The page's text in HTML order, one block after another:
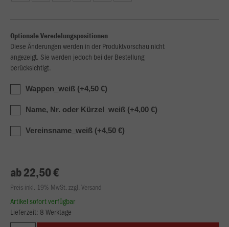
Optionale Veredelungspositionen
Diese Änderungen werden in der Produktvorschau nicht
angezeigt. Sie werden jedoch bei der Bestellung
berücksichtigt.
Wappen_weiß (+4,50 €)
Name, Nr. oder Kürzel_weiß (+4,00 €)
Vereinsname_weiß (+4,50 €)
ab 22,50 €
Preis inkl. 19% MwSt. zzgl. Versand
Artikel sofort verfügbar
Lieferzeit: 8 Werktage